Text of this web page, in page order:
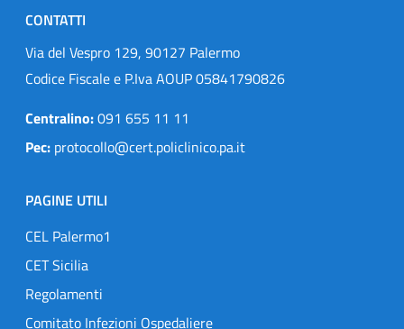
CONTATTI
Via del Vespro 129, 90127 Palermo
Codice Fiscale e P.Iva AOUP 05841790826
Centralino:091 655 11 11
Pec: protocollo@cert.policlinico.pa.it
PAGINE UTILI
CEL Palermo1
CET Sicilia
Regolamenti
Comitato Infezioni Ospedaliere